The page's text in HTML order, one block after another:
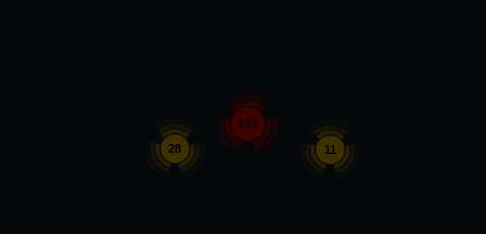
103
11
28